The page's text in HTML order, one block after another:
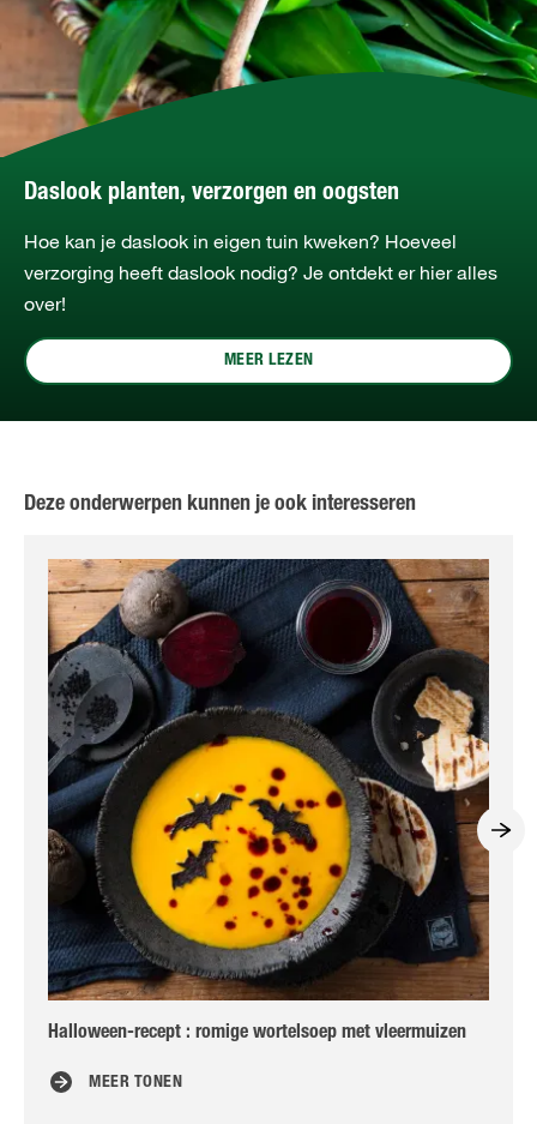
Daslook planten, verzorgen en oogsten
Hoe kan je daslook in eigen tuin kweken? Hoeveel
verzorging heeft daslook nodig? Je ontdekt er hier alles
over!
MEER LEZEN
Deze onderwerpen kunnen je ook interesseren
Halloween-recept : romige wortelsoep met vleermuizen
MEER TONEN